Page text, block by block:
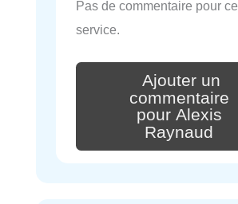
Pas de commentaire pour ce
service.
Ajouter un
commentaire
pour Alexis
Raynaud